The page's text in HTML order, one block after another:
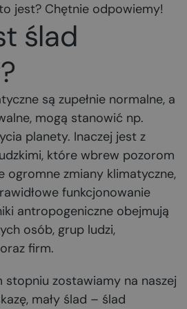
jest? Chętnie odpowiemy!
ślad
są zupełnie normalne, a
mogą stanowić np.
planety. Inaczej jest z
które wbrew pozorom
ogromne zmiany klimatyczne,
funkcjonowanie
antropogeniczne obejmują
osób, grup ludzi,
firm.
stopniu zostawiamy na naszej
mały ślad – ślad